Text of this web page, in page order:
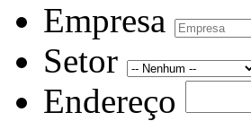
Empresa
Setor
Endereço